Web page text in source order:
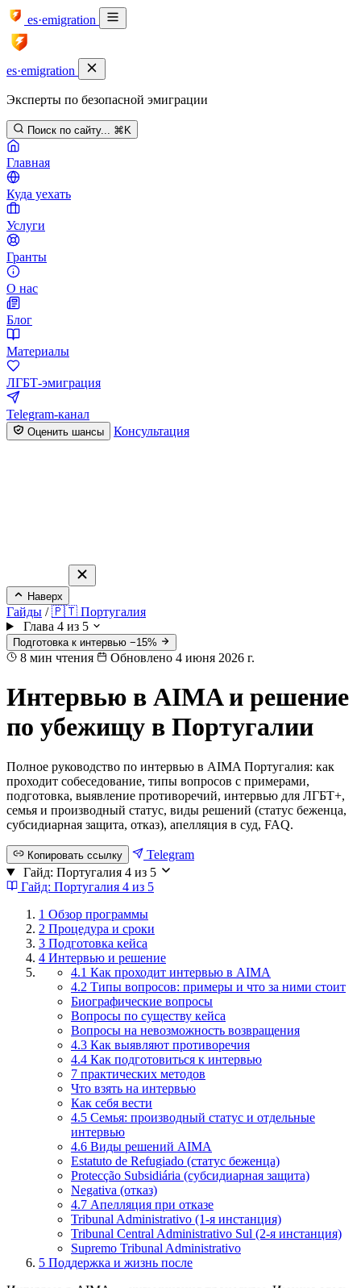
es·emigration
es·emigration
Эксперты по безопасной эмиграции
Поиск по сайту... ⌘K
Главная
Куда уехать
Услуги
Гранты
О нас
Блог
Материалы
ЛГБТ-эмиграция
Telegram-канал
Оценить шансы Консультация
Наверх
Гайды / 🇵🇹 Португалия
Глава 4 из 5
Подготовка к интервью −15%
8 мин чтения Обновлено 4 июня 2026 г.
Интервью в AIMA и решение
по убежищу в Португалии
Полное руководство по интервью в AIMA Португалия: как
проходит собеседование, типы вопросов с примерами,
подготовка, выявление противоречий, интервью для ЛГБТ+,
семья и производный статус, виды решений (статус беженца,
субсидиарная защита, отказ), апелляция в суд, FAQ.
Копировать ссылку
Telegram
Гайд: Португалия 4 из 5
Гайд: Португалия 4 из 5
1 Обзор программы
2 Процедура и сроки
3 Подготовка кейса
4 Интервью и решение
4.1 Как проходит интервью в AIMA
4.2 Типы вопросов: примеры и что за ними стоит
Биографические вопросы
Вопросы по существу кейса
Вопросы на невозможность возвращения
4.3 Как выявляют противоречия
4.4 Как подготовиться к интервью
7 практических методов
Что взять на интервью
Как себя вести
4.5 Семья: производный статус и отдельные
интервью
4.6 Виды решений AIMA
Estatuto de Refugiado (статус беженца)
Protecção Subsidiária (субсидиарная защита)
Negativa (отказ)
4.7 Апелляция при отказе
Tribunal Administrativo (1-я инстанция)
Tribunal Central Administrativo Sul (2-я инстанция)
Supremo Tribunal Administrativo
5 Поддержка и жизнь после